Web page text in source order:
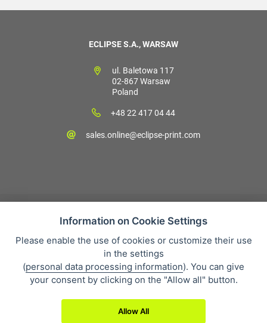
ECLIPSE S.A., WARSAW
ul. Baletowa 117
02-867 Warsaw
Poland
+48 22 417 04 44
sales.online@eclipse-print.com
Sales condition
Personal data protection
O firmie
Whistleblowing
Information on Cookie Settings
Please enable the use of cookies or customize their use
in the settings
(personal data processing information). You can give
your consent by clicking on the "Allow all" button.
Allow All